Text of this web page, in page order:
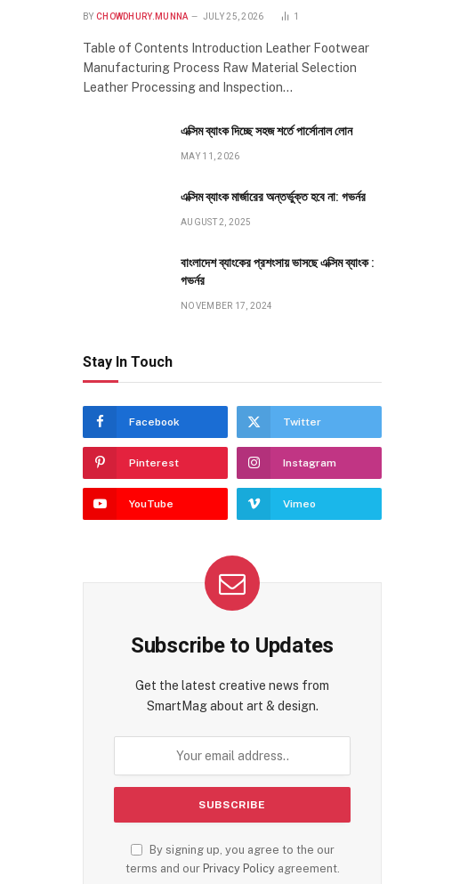
BY CHOWDHURY.MUNNA JULY 25, 2026 1
Table of Contents Introduction Leather Footwear
Manufacturing Process Raw Material Selection
Leather Processing and Inspection…
এক্সিম ব্যাংক দিচ্ছে সহজ শর্তে পার্সোনাল লোন
MAY 11, 2026
এক্সিম ব্যাংক মার্জারের অন্তর্ভুক্ত হবে না: গভর্নর
AUGUST 2, 2025
বাংলাদেশ ব্যাংকের প্রশংসায় ভাসছে এক্সিম ব্যাংক :
গভর্নর
NOVEMBER 17, 2024
Stay In Touch
Facebook Twitter
Pinterest Instagram
YouTube Vimeo
Subscribe to Updates
Get the latest creative news from
SmartMag about art & design.
By signing up, you agree to the our
terms and our Privacy Policyagreement.